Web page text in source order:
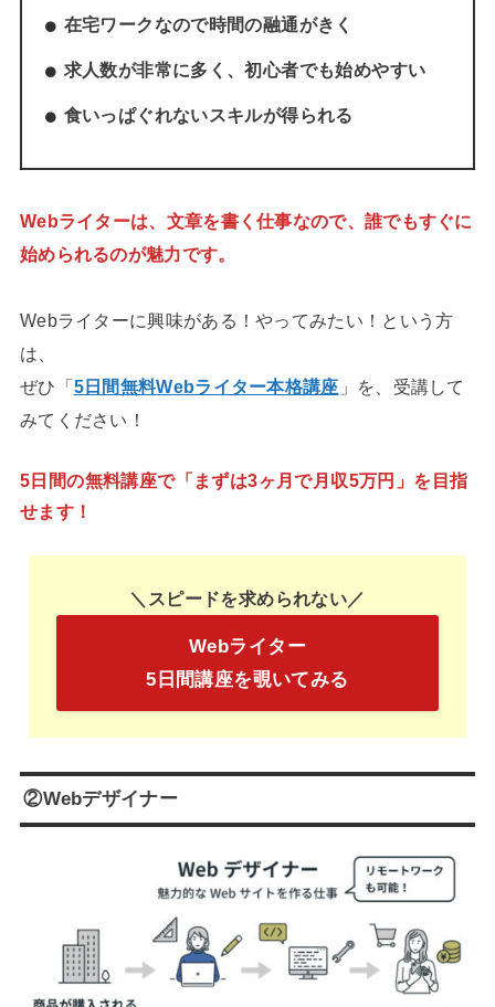
在宅ワークなので時間の融通がきく
求人数が非常に多く、初心者でも始めやすい
食いっぱぐれないスキルが得られる
Webライターは、文章を書く仕事なので、誰でもすぐに
始められるのが魅力です。
Webライターに興味がある！やってみたい！という方
は、
ぜひ「 5日間無料Webライター本格講座 」を、受講して
みてください！
5日間の無料講座で「まずは3ヶ月で月収5万円」を目指
せます！
＼スピードを求められない／
Webライター
5日間講座を覗いてみる
②Webデザイナー